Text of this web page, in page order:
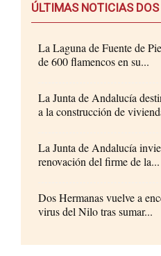
ÚLTIMAS NOTICIAS
La Laguna de Fuente de
de 600 flamencos en su...
La Junta de Andalucía
a la construcción de
La Junta de Andalucía
renovación del firme de la...
Dos Hermanas vuelve a
virus del Nilo tras sumar...